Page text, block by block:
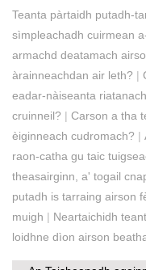
Teanta pàrtaidh putadh-
sìmpleachadh cuirmean
armachd deatamach
àrainneachdan air leth? |
eadar-nàiseanta
cruinneil? | Carson a tha
èiginneach cudromach? |
raon-catha gu taic
theasairginn, a' togail
putadh is tarraing airson
muigh | Neartaichidh
loidhne dìon airson